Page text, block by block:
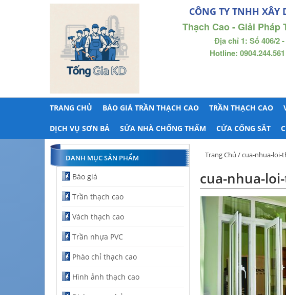
CÔNG TY TNHH
Thạch Cao - Giải Pháp
Địa chỉ 1: Số 406/2
Hotline:
TRANG CHỦ BÁO GIÁ TRẦN THẠCH CAO TRẦN THẠCH CAO
DỊCH VỤ SƠN BẢ SỬA NHÀ CHỐNG THẤM CỬA CỔNG SẮT
Trang Chủ /cua-nhua-loi-
cua-nhua-
DANH MỤC SẢN PHẨM
Báo giá
Trần thạch cao
Vách thạch cao
Trần nhựa PVC
Phào chỉ thạch cao
Hình ảnh thạch cao